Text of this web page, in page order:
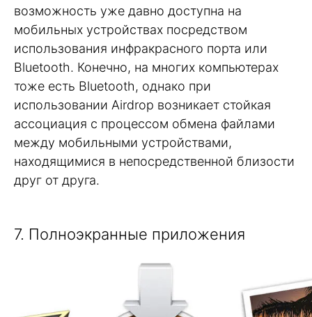
возможность уже давно доступна на
мобильных устройствах посредством
использования инфракрасного порта или
Bluetooth. Конечно, на многих компьютерах
тоже есть Bluetooth, однако при
использовании Airdrop возникает стойкая
ассоциация с процессом обмена файлами
между мобильными устройствами,
находящимися в непосредственной близости
друг от друга.
7. Полноэкранные приложения